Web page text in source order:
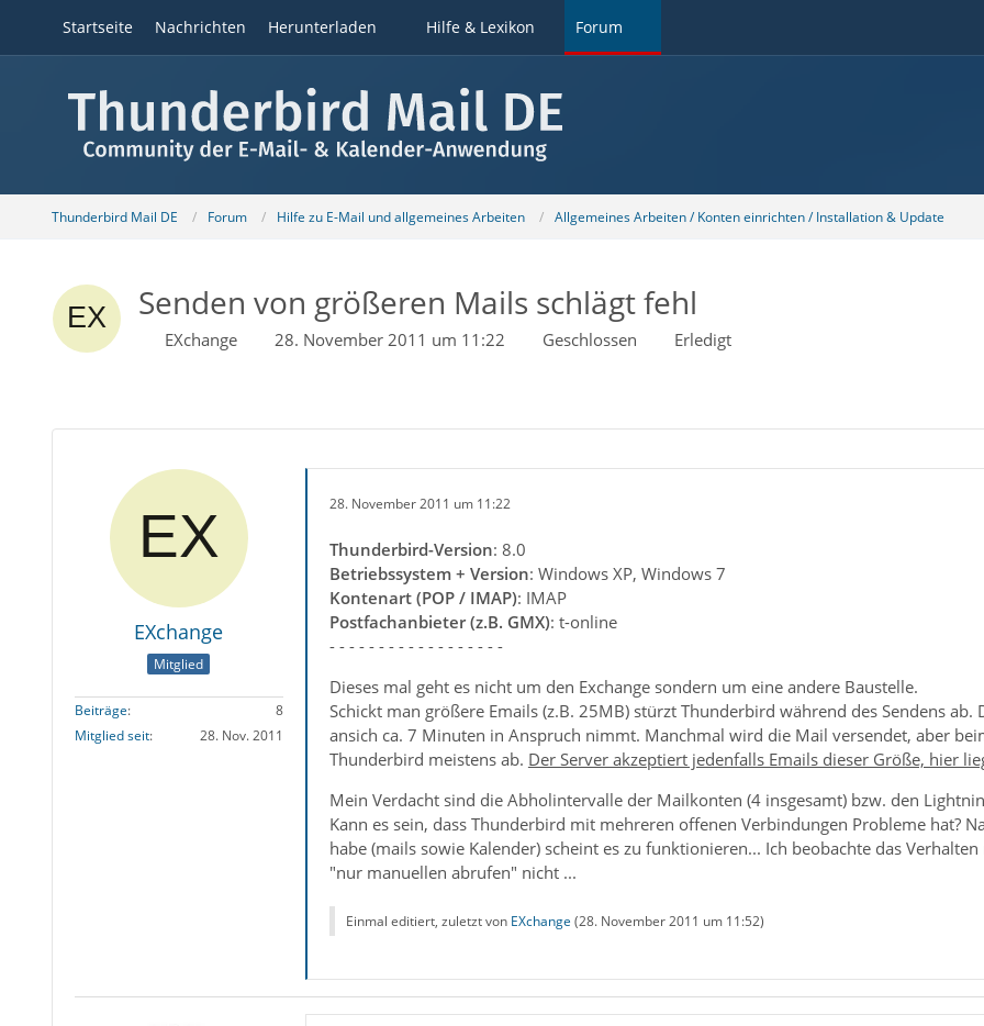
Startseite Nachrichten Herunterladen Hilfe & Lexikon Forum
Thunderbird Mail DE Forum Hilfe zu E-Mail und allgemeines Arbeiten Allgemeines Arbeiten / Konten einrichten / Installation & Update
Senden von größeren Mails schlägt fehl
EXchange 28. November 2011 um 11:22 Geschlossen Erledigt
EXchange
Mitglied
Beiträge
8
Mitglied seit
28. Nov. 2011
28. November 2011 um 11:22
Thunderbird-Version: 8.0
Betriebssystem + Version: Windows XP, Windows 7
Kontenart (POP / IMAP): IMAP
Postfachanbieter (z.B. GMX): t-online
- - - - - - - - - - - - - - - - - -
Dieses mal geht es nicht um den Exchange sondern um eine andere Baustelle.
Schickt man größere Emails (z.B. 25MB) stürzt Thunderbird während des Sendens
ansich ca. 7 Minuten in Anspruch nimmt. Manchmal wird die Mail versendet, aber
Thunderbird meistens ab. Der Server akzeptiert jedenfalls Emails dieser Größe, hier
Mein Verdacht sind die Abholintervalle der Mailkonten (4 insgesamt) bzw. den
Kann es sein, dass Thunderbird mit mehreren offenen Verbindungen Probleme hat?
habe (mails sowie Kalender) scheint es zu funktionieren... Ich beobachte das
"nur manuellen abrufen" nicht ...
Einmal editiert, zuletzt von EXchange (28. November 2011 um 11:52)